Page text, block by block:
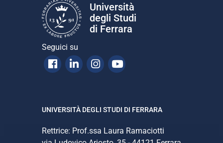
Università
degli Studi
di Ferrara
Seguici su
Facebook
LinkedinInstagram
Youtube
UNIVERSITÀ DEGLI STUDI DI FERRARA
Rettrice: Prof.ssa Laura Ramaciotti